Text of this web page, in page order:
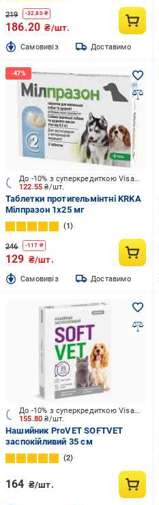
219 -32.80₴
186.20 ₴/шт.
Cамовивіз Доставимо
122.55₴/шт.
До -10% з суперкредиткою Visa Вигода
Таблетки протигельмінтні KRKA
Мілпразон 1х25 мг
1
246 -117 ₴
129 ₴/шт.
Cамовивіз Доставимо
155.80₴/шт.
До -10% з суперкредиткою Visa Вигода
Нашийник ProVET SOFTVET
заспокійливий 35 см
2
164 ₴/шт.